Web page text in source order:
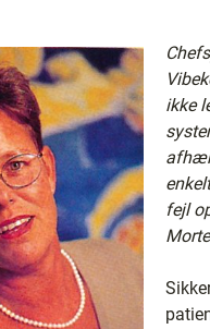
ikke
fejl